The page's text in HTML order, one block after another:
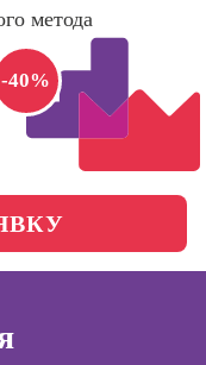
Менеджер по
маркетингу в
социальных
сетях (SMM-
менеджер)
Профессия
Специалист по
метода
-40%